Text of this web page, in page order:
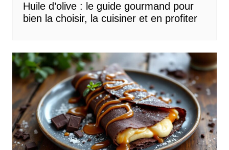
Huile d’olive : le guide gourmand pour
bien la choisir, la cuisiner et en profiter